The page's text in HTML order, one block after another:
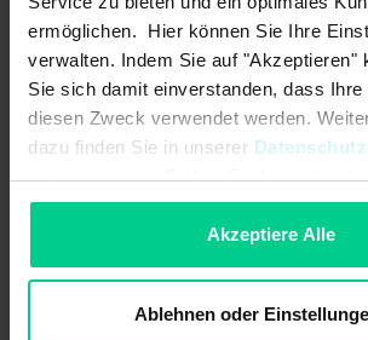
ermöglichen. Hier können Sie Ihre
verwalten. Indem Sie auf "Akzeptieren"
Sie sich damit einverstanden, dass
diesen Zweck verwendet werden.
dazu finden Sie in unserer
imImpressum. Sollten Sie hiermit
sein, können Sie die Verwendung von
Akzeptiere Alle
Ablehnen oder
Technische Daten
34,50 €
Mechanische Daten